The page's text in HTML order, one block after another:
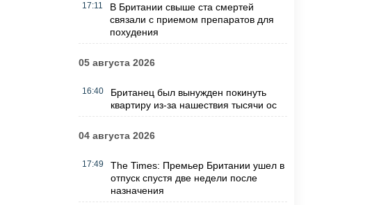
17:11
В Британии свыше ста смертей
связали с приемом препаратов для
похудения
05 августа 2026
16:40
Британец был вынужден покинуть
квартиру из-за нашествия тысячи ос
04 августа 2026
17:49
The Times: Премьер Британии ушел в
отпуск спустя две недели после
назначения